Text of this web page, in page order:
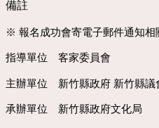
備註
※ 報名成功會寄電子郵件通知相
指導單位 客家委員會
主辦單位 新竹縣政府 新竹縣議
承辦單位 新竹縣政府文化局